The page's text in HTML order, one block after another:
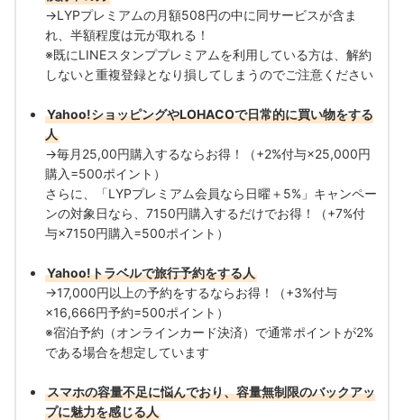
→LYPプレミアムの月額508円の中に同サービスが含ま
れ、半額程度は元が取れる！
※既にLINEスタンププレミアムを利用している方は、解約
しないと重複登録となり損してしまうのでご注意ください
Yahoo!ショッピングやLOHACOで日常的に買い物をする
人
→毎月25,00円購入するならお得！（+2%付与×25,000円
購入=500ポイント）
さらに、「LYPプレミアム会員なら日曜＋5%」キャンペー
ンの対象日なら、7150円購入するだけでお得！（+7%付
与×7150円購入=500ポイント）
Yahoo!トラベルで旅行予約をする人
→17,000円以上の予約をするならお得！（+3%付与
×16,666円予約=500ポイント）
※宿泊予約（オンラインカード決済）で通常ポイントが2%
である場合を想定しています
スマホの容量不足に悩んでおり、容量無制限のバックアッ
プに魅力を感じる人